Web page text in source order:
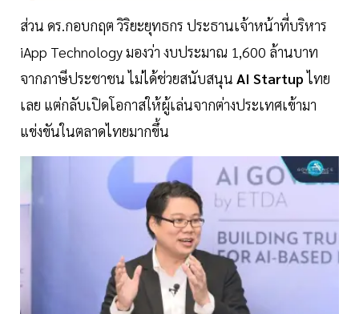
ส่วน ดร.กอบกฤต วิริยะยุทธกร ประธานเจ้าหน้าที่บริหาร
iApp Technology มองว่า งบประมาณ 1,600 ล้านบาท
จากภาษีประชาชน ไม่ได้ช่วยสนับสนุน AI Startupไทย
เลย แต่กลับเปิดโอกาสให้ผู้เล่นจากต่างประเทศเข้ามา
แข่งขันในตลาดไทยมากขึ้น